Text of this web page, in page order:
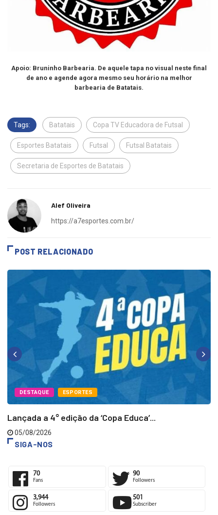
Apoio: Bruninho Barbearia. De aquele tapa no visual neste final
de ano e agende agora mesmo seu horário na melhor
barbearia de Batatais.
Tags: Batatais Copa TV Educadora de Futsal
Esportes Batatais Futsal Futsal Batatais
Secretaria de Esportes de Batatais
Alef Oliveira
https://a7esportes.com.br/
POST RELACIONADO
DESTAQUE ESPORTES
Lançada a 4° edição da ‘Copa Educa’...
05/08/2026
SIGA-NOS
70 90
3,944 501